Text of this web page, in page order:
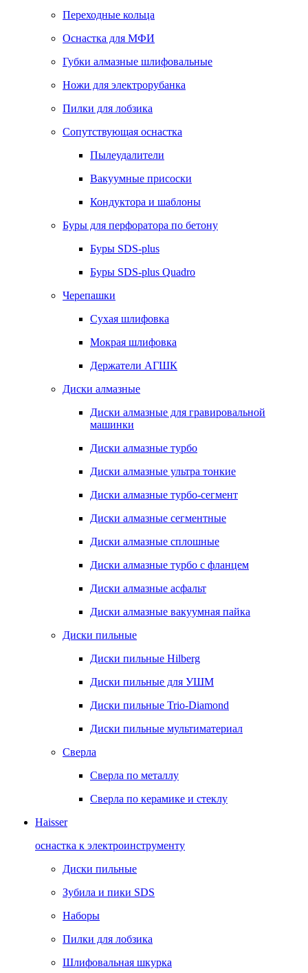
Переходные кольца
Оснастка для МФИ
Губки алмазные шлифовальные
Ножи для электрорубанка
Пилки для лобзика
Сопутствующая оснастка
Пылеудалители
Вакуумные присоски
Кондуктора и шаблоны
Буры для перфоратора по бетону
Буры SDS-plus
Буры SDS-plus Quadro
Черепашки
Сухая шлифовка
Мокрая шлифовка
Держатели АГШК
Диски алмазные
Диски алмазные для гравировальной
машинки
Диски алмазные турбо
Диски алмазные ультра тонкие
Диски алмазные турбо-сегмент
Диски алмазные сегментные
Диски алмазные сплошные
Диски алмазные турбо с фланцем
Диски алмазные асфальт
Диски алмазные вакуумная пайка
Диски пильные
Диски пильные Hilberg
Диски пильные для УШМ
Диски пильные Trio-Diamond
Диски пильные мультиматериал
Сверла
Сверла по металлу
Сверла по керамике и стеклу
Haisser
оснастка к электроинструменту
Диски пильные
Зубила и пики SDS
Наборы
Пилки для лобзика
Шлифовальная шкурка